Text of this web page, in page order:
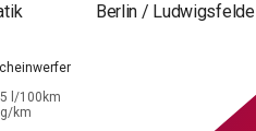
Berlin / Ludwigsfelde
l/100km
km